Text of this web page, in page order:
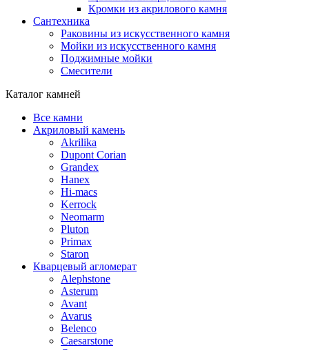
Кромки из акрилового камня
Сантехника
Раковины из искусственного камня
Мойки из искусственного камня
Поджимные мойки
Смесители
Каталог камней
Все камни
Акриловый камень
Akrilika
Dupont Corian
Grandex
Hanex
Hi-macs
Kerrock
Neomarm
Pluton
Primax
Staron
Кварцевый агломерат
Alephstone
Asterum
Avant
Avarus
Belenco
Caesarstone